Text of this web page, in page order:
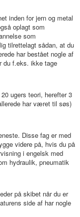
inden for jern og metal
oplagt som
som
tilrettelagt sådan, at du
har bestået nogle af
du f.eks. ikke tage
ugers teori, herefter 3
har været til søs)
Disse fag er med
videre på, hvis du på
i engelsk med
hydraulik, pneumatik
på skibet når du er
side af har nogle